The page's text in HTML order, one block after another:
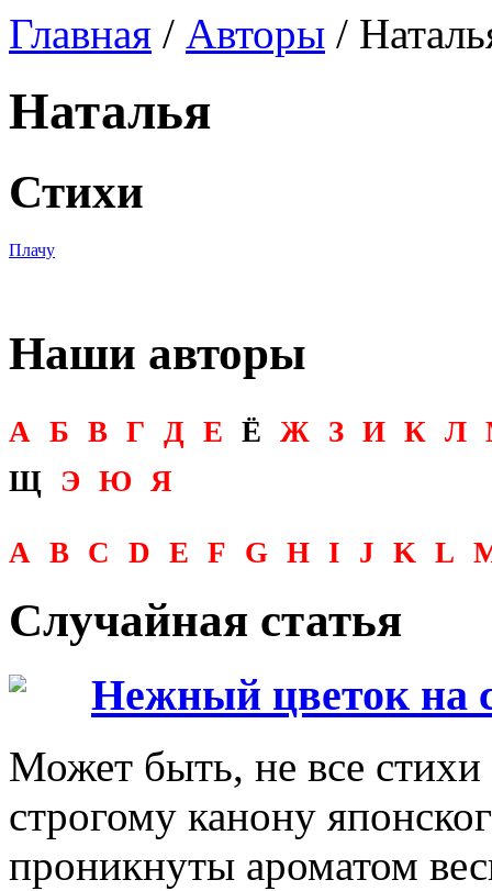
Главная / Авторы /
Наталья
Стихи
Плачу
Наши авторы
А Б В Г Д Е Ё Ж З И К Л
Щ
Э Ю Я
A B C D E F G H I J K L
Случайная статья
Нежный цветок на
Может быть, не все стихи
строгому канону
проникнуты ароматом